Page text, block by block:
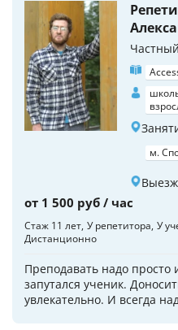
м.
от 1 500 руб / час
Стаж 11 лет У репетитора У
Дистанционно
Преподавать надо просто
запутался ученик.
увлекательно. И всегда